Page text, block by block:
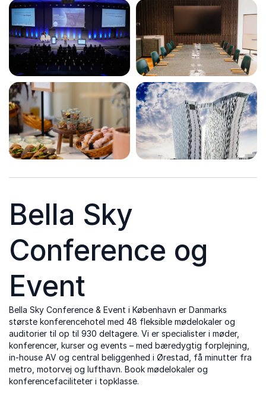
Bella Sky
Conference og
Event
Bella Sky Conference & Event i København er Danmarks
største konferencehotel med 48 fleksible mødelokaler og
auditorier til op til 930 deltagere. Vi er specialister i møder,
konferencer, kurser og events – med bæredygtig forplejning,
in-house AV og central beliggenhed i Ørestad, få minutter fra
metro, motorvej og lufthavn. Book mødelokaler og
konferencefaciliteter i topklasse.